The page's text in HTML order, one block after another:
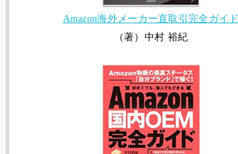
Amazon海外メーカー直取引完全ガイド
（著）中村 裕紀